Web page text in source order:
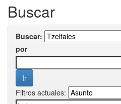
Buscar
Buscar:
por
Filtros actuales: